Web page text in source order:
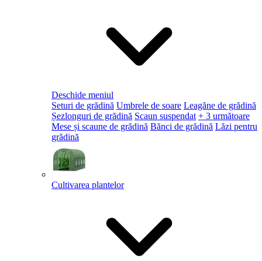
Deschide meniul
Seturi de grădină Umbrele de soare Leagăne de grădină
Șezlonguri de grădină Scaun suspendat + 3 următoare
Mese și scaune de grădină Bănci de grădină Lăzi pentru
grădină
Cultivarea plantelor